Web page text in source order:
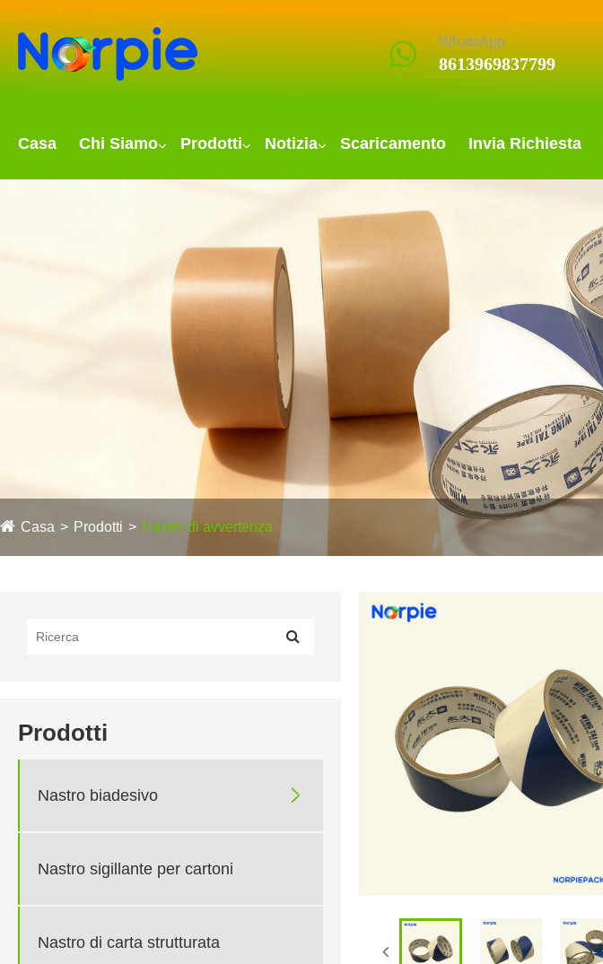
WhatsApp
8613969837799
Casa Chi Siamo Prodotti Notizia Scaricamento Invia Richiesta
Casa Prodotti Nastro di avvertenza
Prodotti
Nastro biadesivo 
Nastro sigillante per cartoni
Nastro di carta strutturata